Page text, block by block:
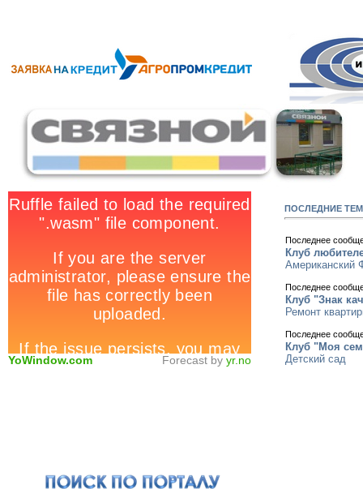
YoWindow.com Forecast by yr.no
ПОСЛЕДНИЕ
Последнее
Клуб
Американский
Последнее
Клуб "Знак
Ремонт
Последнее
Клуб "Моя
Детский сад